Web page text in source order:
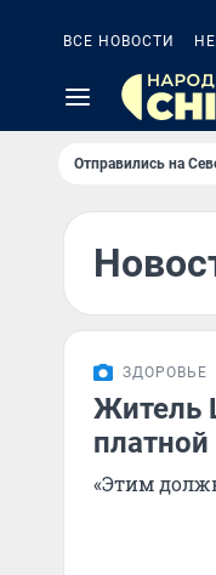
ВСЕ НОВОСТИ
Отправились на
ЗДОРОВЬЕ
Житель
«Этим